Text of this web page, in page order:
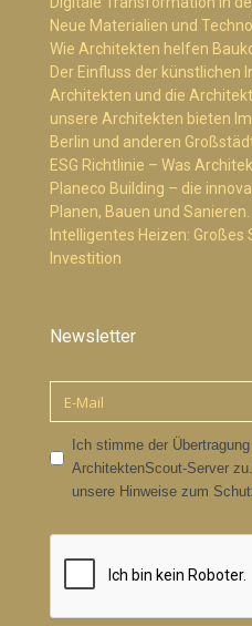
Neue Materialien und
Wie Architekten helfen
Der Einfluss der künstlichen
Architekten und die
unsere Architekten bieten
Berlin und anderen
ESG Richtlinie – Was
Planeco Building – die
Planen, Bauen und Sanieren.
Intelligentes Heizen:
Investition
Newsletter
Ich stimme der
ArchitektenScout-Server
unsere Hinweise zum